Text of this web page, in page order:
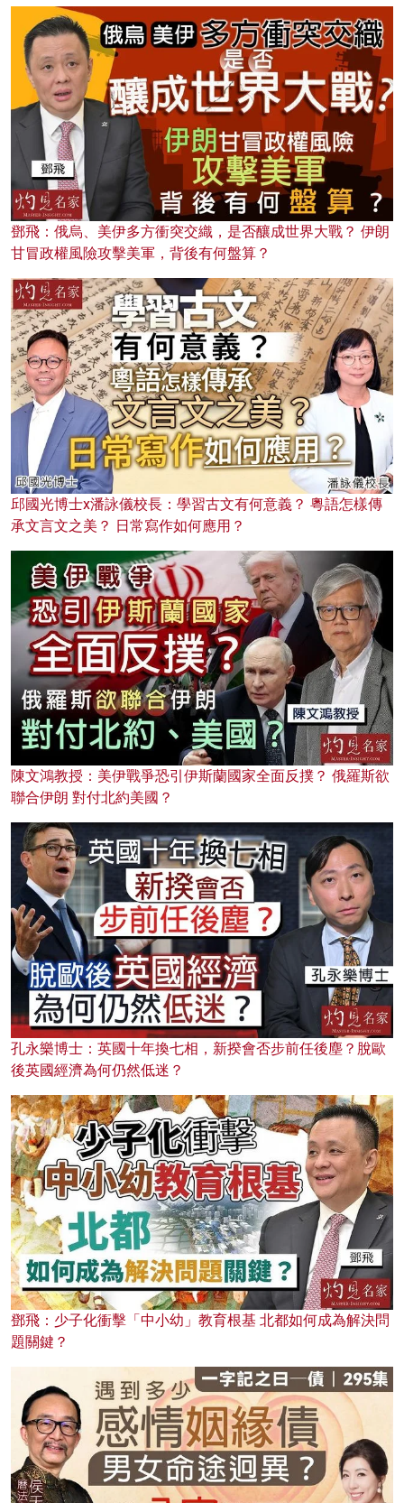
鄧飛：俄烏、美伊多方衝突交織，是否釀成世界大戰？ 伊朗
甘冒政權風險攻擊美軍，背後有何盤算？
邱國光博士x潘詠儀校長：學習古文有何意義？ 粵語怎樣傳
承文言文之美？ 日常寫作如何應用？
陳文鴻教授：美伊戰爭恐引伊斯蘭國家全面反撲？ 俄羅斯欲
聯合伊朗 對付北約美國？
孔永樂博士：英國十年換七相，新揆會否步前任後塵？脫歐
後英國經濟為何仍然低迷？
鄧飛：少子化衝擊「中小幼」教育根基 北都如何成為解決問
題關鍵？